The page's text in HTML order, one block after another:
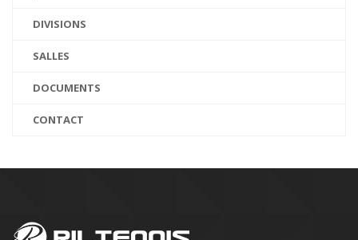
DIVISIONS
SALLES
DOCUMENTS
CONTACT